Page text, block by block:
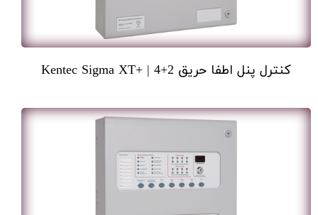
کنترل پنل اطفا حریق 2+4 | +Kentec Sigma XT